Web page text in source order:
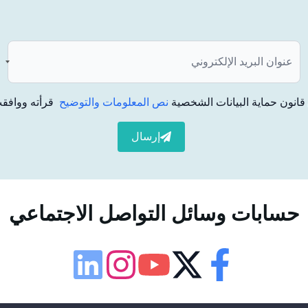
والأسنان، فإنها تمكن الناس من الحصول على ابتسامة مثالية
صحيح من قبل المتخصصين، بل على العكس، توفر العديد
لوحة إمكانية الوصول
حماية البيانات الشخصية نص المعلومات والتوضيح قرأته
إرسال
حسابات وسائل التواصل الاجتماعي